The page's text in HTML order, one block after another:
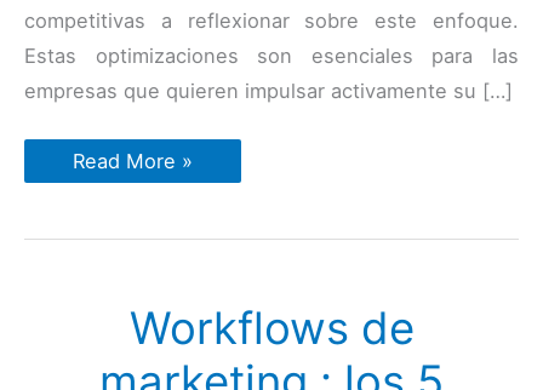
competitivas a reflexionar sobre este enfoque.
Estas optimizaciones son esenciales para las
empresas que quieren impulsar activamente su […]
¿Cómo
automatizar
de
HubSpot
perder
Read More »
Workflows de